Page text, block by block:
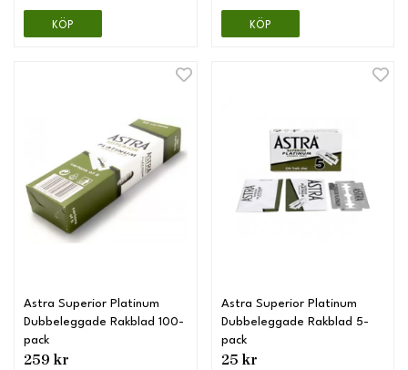
KÖP KÖP
Astra Superior Platinum
Dubbeleggade Rakblad 100-
pack
259 kr
Astra Superior Platinum
Dubbeleggade Rakblad 5-
pack
25 kr